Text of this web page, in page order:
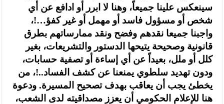
سينعكس علينا جميعاً، وهنا لا ابرر أو ادافع عن أي
شخص أو مسؤول فاسد أو مهمل أو غير كفؤ…!،
واجبنا جميعا نقدهم وفضح ونقد ممارساتهم بطرق
قانونية وصحيحة يتيحها الدستور والتشريعات، بغير
كلل أو ملل، بعيداً عن أي إساءة أو تصفية حسابات،
ودون تهديد سلطوي يمنعنا عن كشف الفساد..!، من
يخطئ يجب أن يعاقب بهدف تصحيح المسيرة. ودعوة
هنا للإعلام الحكومي أن يعزز مصداقيته لدى الشعب،